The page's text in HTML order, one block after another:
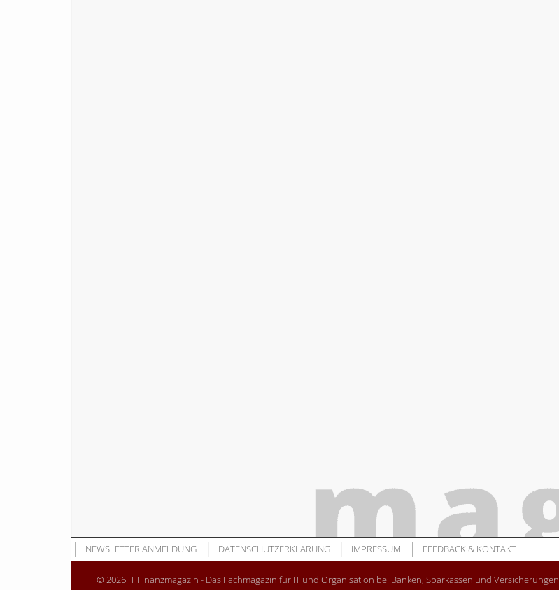
NEWSLETTER ANMELDUNG DATENSCHUTZERKLÄRUNG IMPRESSUM FEEDBACK & KONTAKT
© 2026 IT Finanzmagazin - Das Fachmagazin für IT und Organisation bei Banken, Sparkassen und Versicherungen